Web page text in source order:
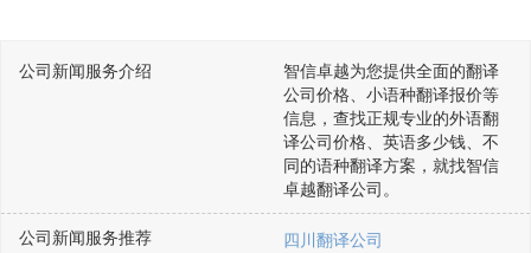
公司新闻服务介绍
智信卓越为您提供全面的翻译
公司价格、小语种翻译报价等
信息，查找正规专业的外语翻
译公司价格、英语多少钱、不
同的语种翻译方案，就找智信
卓越翻译公司。
公司新闻服务推荐 四川翻译公司